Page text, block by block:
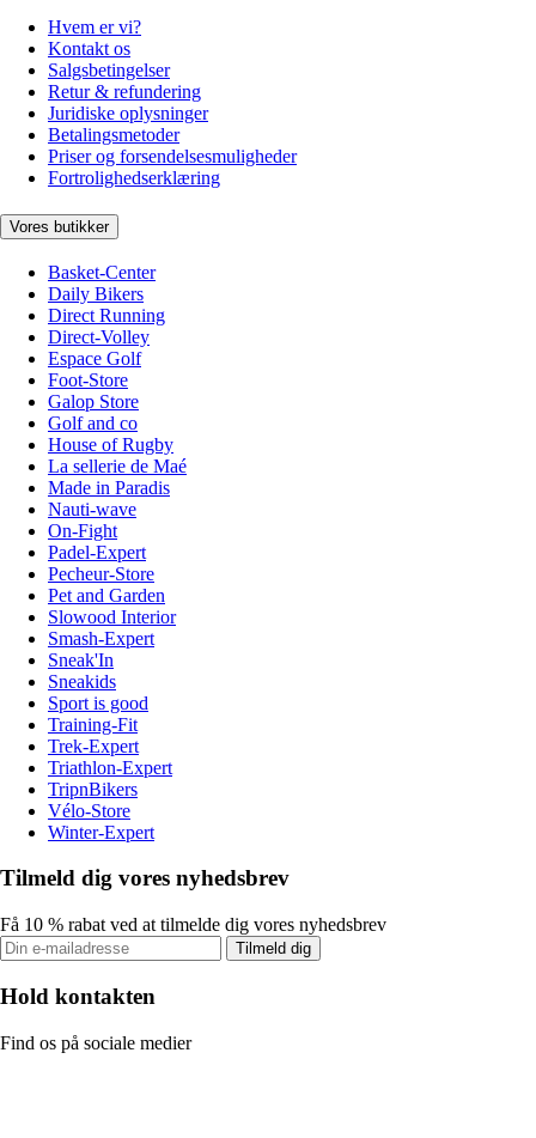
Hvem er vi?
Kontakt os
Salgsbetingelser
Retur & refundering
Juridiske oplysninger
Betalingsmetoder
Priser og forsendelsesmuligheder
Fortrolighedserklæring
Vores butikker
Basket-Center
Daily Bikers
Direct Running
Direct-Volley
Espace Golf
Foot-Store
Galop Store
Golf and co
House of Rugby
La sellerie de Maé
Made in Paradis
Nauti-wave
On-Fight
Padel-Expert
Pecheur-Store
Pet and Garden
Slowood Interior
Smash-Expert
Sneak'In
Sneakids
Sport is good
Training-Fit
Trek-Expert
Triathlon-Expert
TripnBikers
Vélo-Store
Winter-Expert
Tilmeld dig vores nyhedsbrev
Få 10 % rabat ved at tilmelde dig vores nyhedsbrev
Tilmeld dig
Hold kontakten
Find os på sociale medier